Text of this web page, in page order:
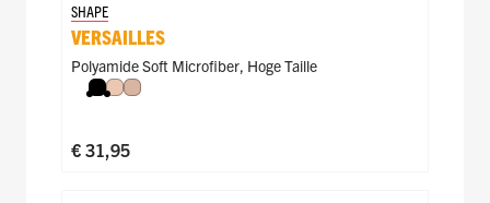
SHAPE
VERSAILLES
Polyamide Soft Microfiber, Hoge Taille
Zwart
NudeCaffè Latte
€ 31,95